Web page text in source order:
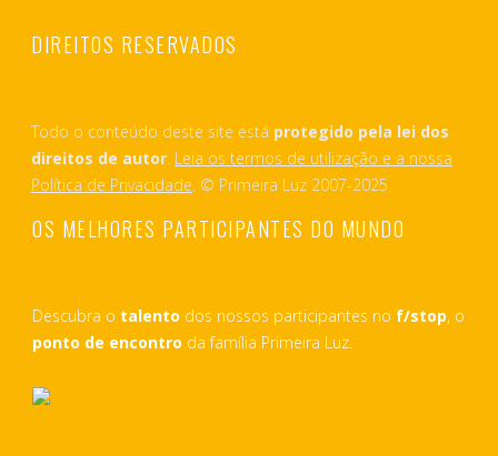
DIREITOS RESERVADOS
Todo o conteúdo deste site está protegido pela lei dos
direitos de autor Leia os termos de utilização e a nossa
Política de Privacidade . © Primeira Luz 2007-2025
OS MELHORES PARTICIPANTES DO MUNDO
Descubra o talento dos nossos participantes no f/stop, o
ponto de encontro da família Primeira Luz.